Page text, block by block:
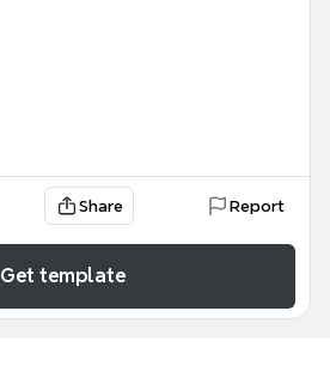
Share Report
Get template